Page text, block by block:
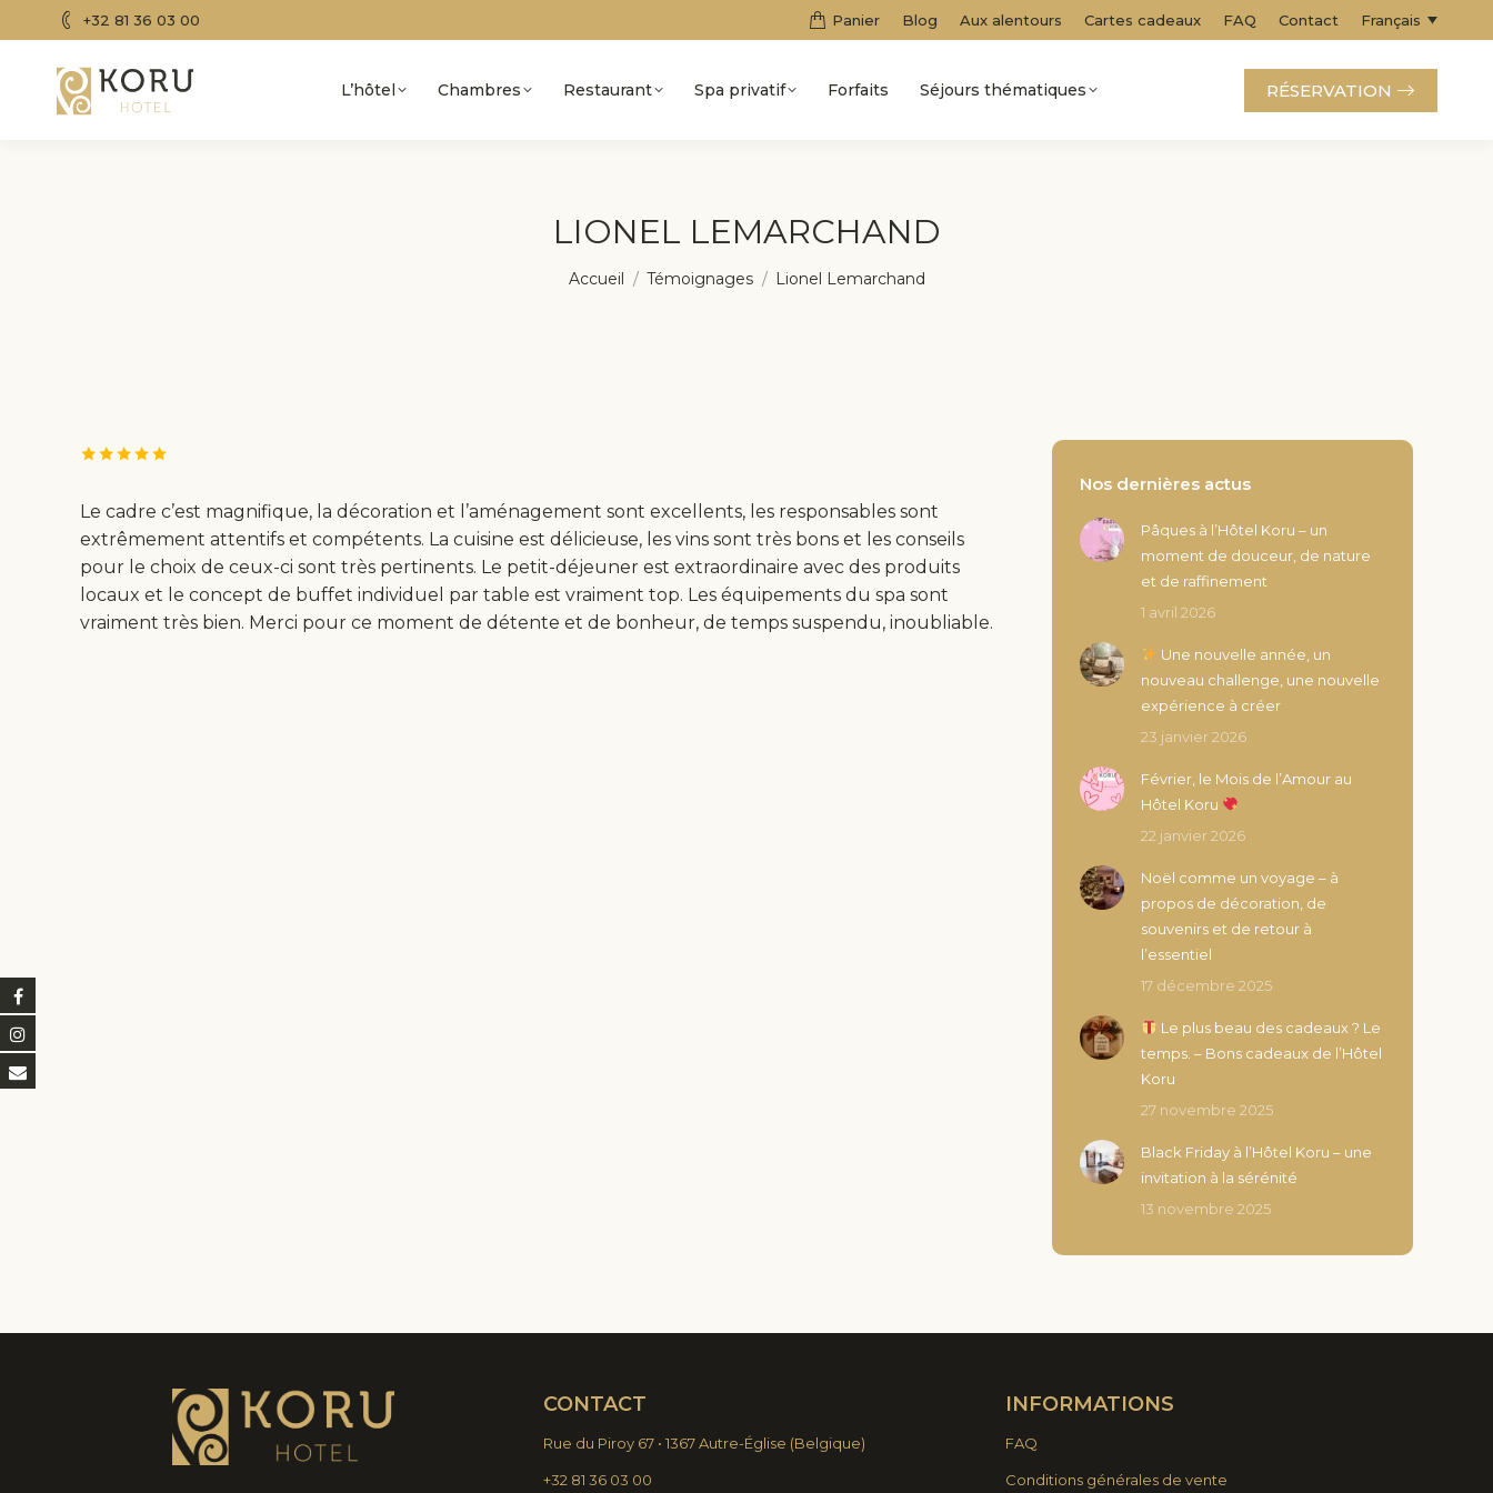
+32 81 36 03 00 Panier Blog Aux alentours Cartes cadeaux FAQ Contact Français
L’hôtel Chambres Restaurant Spa privatif Forfaits Séjours thématiques RÉSERVATION
LIONEL LEMARCHAND
Vous êtes ici :
Accueil Témoignages Lionel Lemarchand
Le cadre c’est magnifique, la décoration et l’aménagement sont excellents, les responsables sont
extrêmement attentifs et compétents. La cuisine est délicieuse, les vins sont très bons et les conseils
pour le choix de ceux-ci sont très pertinents. Le petit-déjeuner est extraordinaire avec des produits
locaux et le concept de buffet individuel par table est vraiment top. Les équipements du spa sont
vraiment très bien. Merci pour ce moment de détente et de bonheur, de temps suspendu, inoubliable.
Nos dernières actus
Pâques à l’Hôtel Koru – un
moment de douceur, de nature
et de raffinement
1 avril 2026
Une nouvelle année, un
nouveau challenge, une nouvelle
expérience à créer
23 janvier 2026
Février, le Mois de l’Amour au
Hôtel Koru
22 janvier 2026
Noël comme un voyage – à
propos de décoration, de
souvenirs et de retour à
l’essentiel
17 décembre 2025
Le plus beau des cadeaux ? Le
temps. – Bons cadeaux de l’Hôtel
Koru
27 novembre 2025
Black Friday à l’Hôtel Koru – une
invitation à la sérénité
13 novembre 2025
CONTACT
Rue du Piroy 67 • 1367 Autre-Église (Belgique)
+32 81 36 03 00
INFORMATIONS
FAQ
Conditions générales de vente